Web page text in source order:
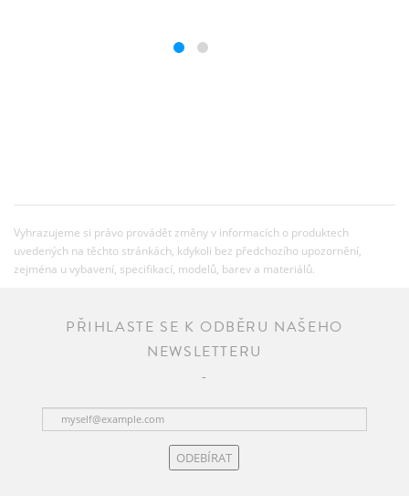
Vyhrazujeme si právo provádět změny v informacích o produktech
uvedených na těchto stránkách, kdykoli bez předchozího upozornění,
zejména u vybavení, specifikací, modelů, barev a materiálů.
PŘIHLASTE SE K ODBĚRU NAŠEHO
NEWSLETTERU
ODEBÍRAT